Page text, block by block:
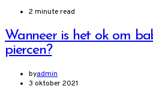
2 minute read
Wanneer is het ok om
piercen?
byadmin
3 oktober 2021